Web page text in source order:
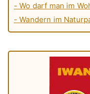
- Wo darf man im
- Wandern im